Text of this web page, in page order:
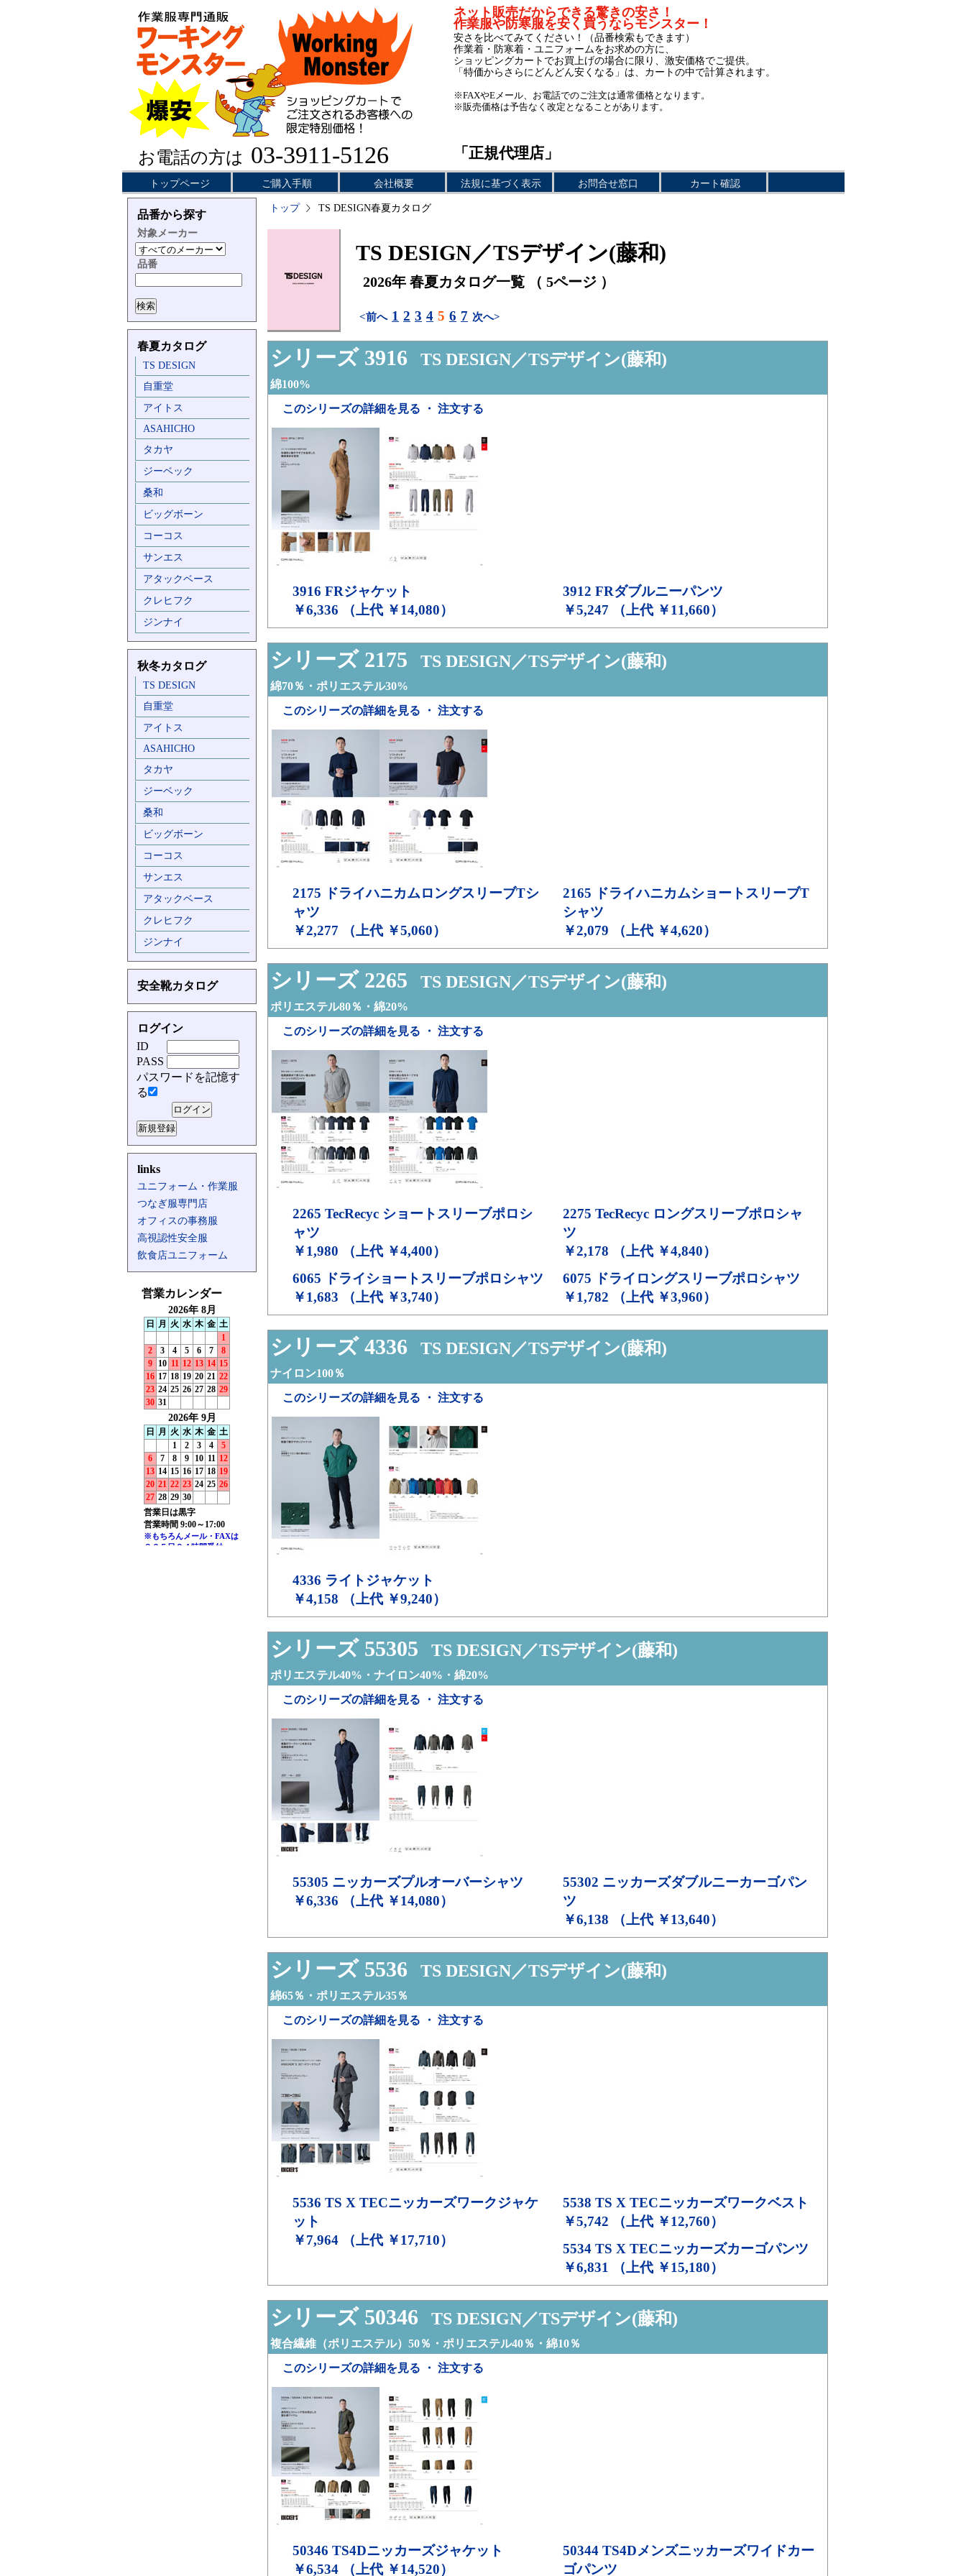
お電話の方は 03-3911-5126
ネット販売だからできる驚きの安さ！
作業服や防寒服を安く買うならモンスター！
安さを比べてみてください！（品番検索もできます）
作業着・防寒着・ユニフォームをお求めの方に、
ショッピングカートでお買上げの場合に限り、激安価格でご提供。
「特価からさらにどんどん安くなる」は、カートの中で計算されます。
※FAXやEメール、お電話でのご注文は通常価格となります。
※販売価格は予告なく改定となることがあります。
「正規代理店」
トップページ ご購入手順 会社概要 法規に基づく表示 お問合せ窓口 カート確認
品番から探す
対象メーカー
品番
春夏カタログ
TS DESIGN
自重堂
アイトス
ASAHICHO
タカヤ
ジーベック
桑和
ビッグボーン
コーコス
サンエス
アタックベース
クレヒフク
ジンナイ
秋冬カタログ
TS DESIGN
自重堂
アイトス
ASAHICHO
タカヤ
ジーベック
桑和
ビッグボーン
コーコス
サンエス
アタックベース
クレヒフク
ジンナイ
安全靴カタログ
ログイン
ID
PASS
パスワードを記憶す
る
links
ユニフォーム・作業服
つなぎ服専門店
オフィスの事務服
高視認性安全服
飲食店ユニフォーム
トップ TS DESIGN春夏カタログ
TS DESIGN／TSデザイン(藤和)
2026年 春夏カタログ一覧 （ 5ページ ）
<前へ 1 2 3 4 5 6 7 次へ>
シリーズ 3916 TS DESIGN／TSデザイン(藤和)
綿100%
このシリーズの詳細を見る ・ 注文する
3916 FRジャケット
￥6,336 （上代 ￥14,080）
3912 FRダブルニーパンツ
￥5,247 （上代 ￥11,660）
シリーズ 2175 TS DESIGN／TSデザイン(藤和)
綿70％・ポリエステル30%
このシリーズの詳細を見る ・ 注文する
2175 ドライハニカムロングスリーブTシ
ャツ
￥2,277 （上代 ￥5,060）
2165 ドライハニカムショートスリーブT
シャツ
￥2,079 （上代 ￥4,620）
シリーズ 2265 TS DESIGN／TSデザイン(藤和)
ポリエステル80％・綿20%
このシリーズの詳細を見る ・ 注文する
2265 TecRecyc ショートスリーブポロシ
ャツ
￥1,980 （上代 ￥4,400）
2275 TecRecyc ロングスリーブポロシャ
ツ
￥2,178 （上代 ￥4,840）
6065 ドライショートスリーブポロシャツ
￥1,683 （上代 ￥3,740）
6075 ドライロングスリーブポロシャツ
￥1,782 （上代 ￥3,960）
シリーズ 4336 TS DESIGN／TSデザイン(藤和)
ナイロン100％
このシリーズの詳細を見る ・ 注文する
4336 ライトジャケット
￥4,158 （上代 ￥9,240）
シリーズ 55305 TS DESIGN／TSデザイン(藤和)
ポリエステル40%・ナイロン40%・綿20%
このシリーズの詳細を見る ・ 注文する
55305 ニッカーズプルオーバーシャツ
￥6,336 （上代 ￥14,080）
55302 ニッカーズダブルニーカーゴパン
ツ
￥6,138 （上代 ￥13,640）
シリーズ 5536 TS DESIGN／TSデザイン(藤和)
綿65％・ポリエステル35％
このシリーズの詳細を見る ・ 注文する
5536 TS X TECニッカーズワークジャケ
ット
￥7,964 （上代 ￥17,710）
5538 TS X TECニッカーズワークベスト
￥5,742 （上代 ￥12,760）
5534 TS X TECニッカーズカーゴパンツ
￥6,831 （上代 ￥15,180）
シリーズ 50346 TS DESIGN／TSデザイン(藤和)
複合繊維（ポリエステル）50％・ポリエステル40％・綿10％
このシリーズの詳細を見る ・ 注文する
50346 TS4Dニッカーズジャケット
￥6,534 （上代 ￥14,520）
50344 TS4Dメンズニッカーズワイドカー
ゴパンツ